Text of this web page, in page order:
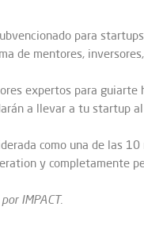
para
de mentores,
expertos para
a llevar a tu startup
como una de las
y completamente
IMPACT.